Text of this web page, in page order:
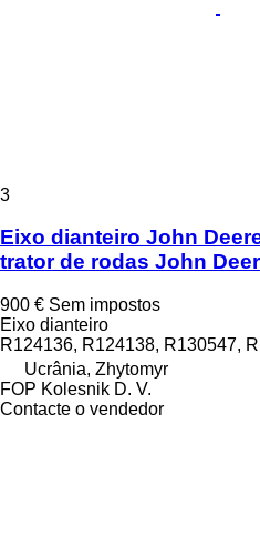
3
Eixo dianteiro John
trator de rodas John
900 € Sem impostos
Eixo dianteiro
R124136, R124138, R130547,
Ucrânia, Zhytomyr
FOP Kolesnik D. V.
Contacte o vendedor